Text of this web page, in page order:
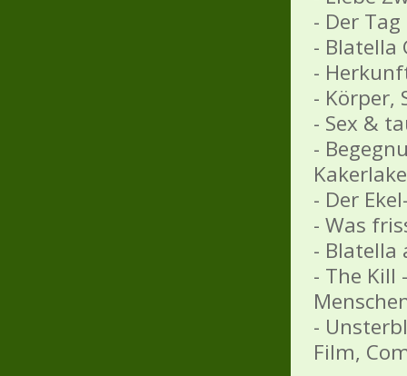
- Der
- Blatella
-
- Körper,
- Sex &
-
Kakerlake
- Der
- Was
- Blatella
- The Kill
-
Film,